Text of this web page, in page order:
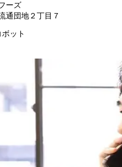
ーズ
通団地２丁目７
ット